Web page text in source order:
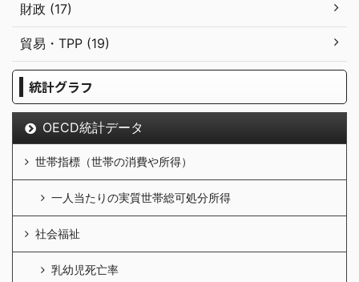
財政 (17)
貿易・TPP (19)
統計グラフ
OECD統計データ
世帯指標（世帯の消費や所得）
一人当たりの実質世帯総可処分所得
社会福祉
乳幼児死亡率